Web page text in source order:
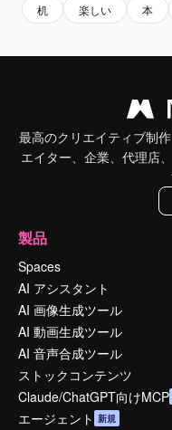
机 楽しい 本
最高のクリエイティブ制
エイター、企業、代理店
製品
Spaces
AI アシスタント
AI 画像生成ツール
AI 動画生成ツール
AI 音声合成ツール
ストックコンテンツ
Claude/ChatGPT向けMCP
エージェント 新規